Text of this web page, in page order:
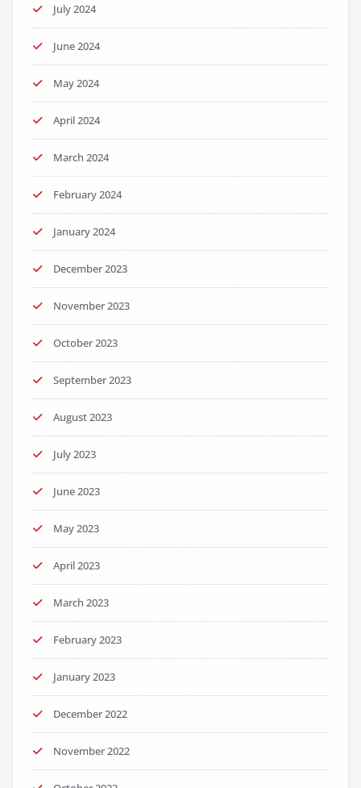
July 2024
June 2024
May 2024
April 2024
March 2024
February 2024
January 2024
December 2023
November 2023
October 2023
September 2023
August 2023
July 2023
June 2023
May 2023
April 2023
March 2023
February 2023
January 2023
December 2022
November 2022